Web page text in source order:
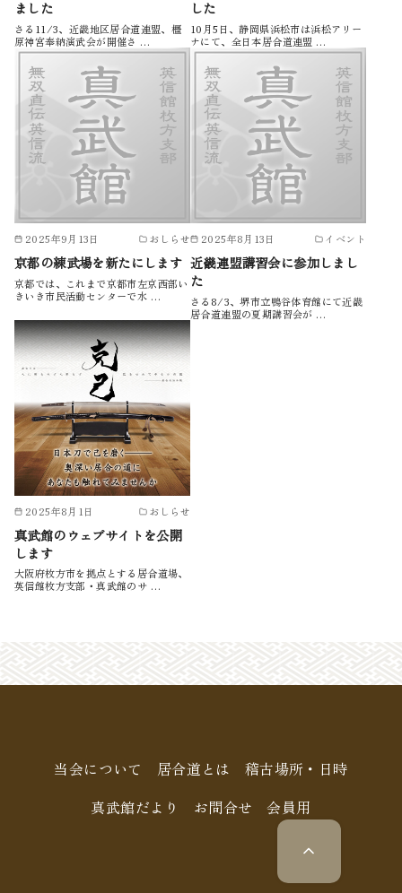
ました
さる11/3、近畿地区居合道連盟、橿
原神宮奉納演武会が開催さ …
した
10月5日、静岡県浜松市は浜松アリー
ナにて、全日本居合道連盟 …
2025年9月13日 おしらせ
京都の練武場を新たにします
京都では、これまで京都市左京西部い
きいき市民活動センターで水 …
2025年8月13日 イベント
近畿連盟講習会に参加しまし
た
さる8/3、堺市立鴨谷体育館にて近畿
居合道連盟の夏期講習会が …
2025年8月1日 おしらせ
真武館のウェブサイトを公開
します
大阪府枚方市を拠点とする居合道場、
英信館枚方支部・真武館のサ …
当会について 居合道とは
稽古場所・日時
真武館だより
お問合せ 会員用